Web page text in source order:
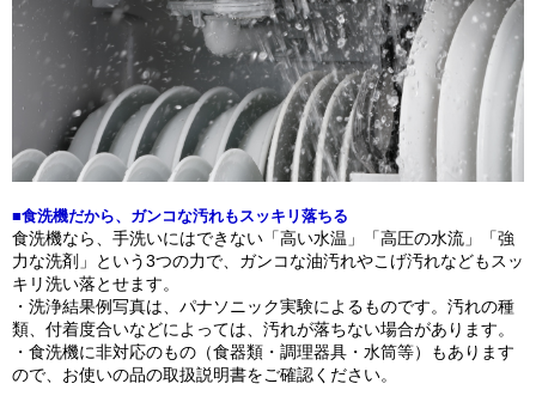
■食洗機だから、ガンコな汚れもスッキリ落ちる
食洗機なら、手洗いにはできない「高い水温」「高圧の水流」「強
力な洗剤」という3つの力で、ガンコな油汚れやこげ汚れなどもスッ
キリ洗い落とせます。
・洗浄結果例写真は、パナソニック実験によるものです。汚れの種
類、付着度合いなどによっては、汚れが落ちない場合があります。
・食洗機に非対応のもの（食器類・調理器具・水筒等）もあります
ので、お使いの品の取扱説明書をご確認ください。